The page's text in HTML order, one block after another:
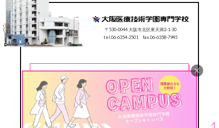
〒530-0044 大阪市北区東天満2-1-30
tel.06-6354-2501 fax.06-6358-7945
CONTACT
0120-78-2501